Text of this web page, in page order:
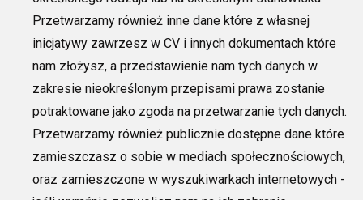
Przetwarzamy również inne dane które z własnej
inicjatywy zawrzesz w CV i innych dokumentach które
nam złożysz, a przedstawienie nam tych danych w
zakresie nieokreślonym przepisami prawa zostanie
potraktowane jako zgoda na przetwarzanie tych danych.
Przetwarzamy również publicznie dostępne dane które
zamieszczasz o sobie w mediach społecznościowych,
oraz zamieszczone w wyszukiwarkach internetowych -